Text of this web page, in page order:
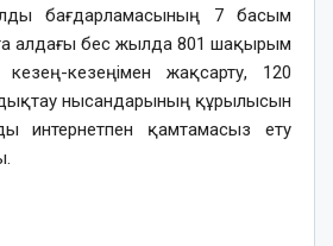
бағдарламасының 7 басым
алдағы бес жылда 801 шақырым
кезеңімен жақсарту, 120
нысандарының құрылысын
интернетпен қамтамасыз ету